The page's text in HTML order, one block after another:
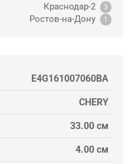
Краснодар-2 3
Ростов-на-Дону 1
E4G161007060BA
CHERY
33.00 см
4.00 см